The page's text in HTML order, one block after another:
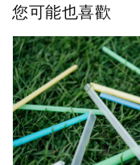
您可能也喜歡